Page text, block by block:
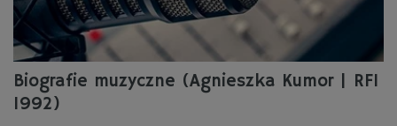
Biografie muzyczne (Agnieszka Kumor | RFI
1992)